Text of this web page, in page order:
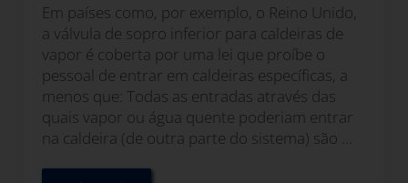
Em países como, por exemplo, o Reino Unido,
a válvula de sopro inferior para caldeiras de
vapor é coberta por uma lei que proíbe o
pessoal de entrar em caldeiras específicas, a
menos que: Todas as entradas através das
quais vapor ou água quente poderiam entrar
na caldeira (de outra parte do sistema) são ...